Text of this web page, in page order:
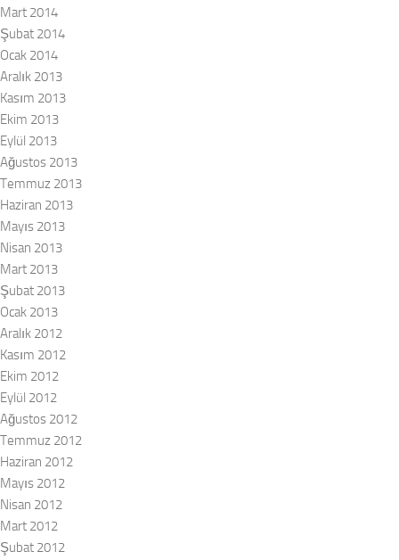
Mart 2014
Şubat 2014
Ocak 2014
Aralık 2013
Kasım 2013
Ekim 2013
Eylül 2013
Ağustos 2013
Temmuz 2013
Haziran 2013
Mayıs 2013
Nisan 2013
Mart 2013
Şubat 2013
Ocak 2013
Aralık 2012
Kasım 2012
Ekim 2012
Eylül 2012
Ağustos 2012
Temmuz 2012
Haziran 2012
Mayıs 2012
Nisan 2012
Mart 2012
Şubat 2012